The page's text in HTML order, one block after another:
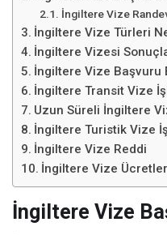
İngiltere Vize
İngiltere Vize Türleri
İngiltere Vizesi
İngiltere Vize Başvuru
İngiltere Transit Vize
Uzun Süreli İngiltere
İngiltere Turistik Vize
İngiltere Vize Reddi
İngiltere Vize
İngiltere Vize